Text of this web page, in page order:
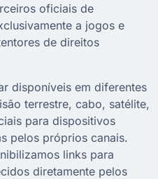
oficiais de
a jogos e
de direitos
disponíveis em diferentes
terrestre, cabo, satélite,
para dispositivos
pelos próprios canais.
links para
diretamente pelos